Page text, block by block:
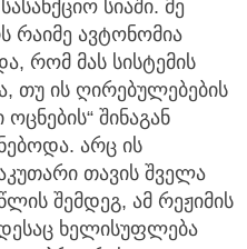
სიაში. მე
რაიმე ავტონომია
რომ მას სისტემის
თუ ის ღირებულებების
შინაგან
არც ის
თავის შველა
შემდეგ, ამ რეჟიმის
ხელისუფლება